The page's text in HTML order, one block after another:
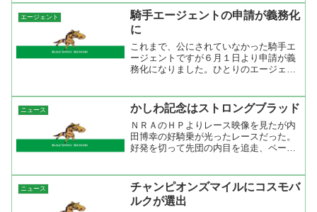
みで）となった。年末はともかく正月競
馬に武豊がいないというの...
エージェント
騎手エージェントの申請が義務化
に
これまで、公にされていなかった騎手エ
ージェントですが６月１日より申請が義
務化になりました。ひとりのエージェン
「エージェントの氏名は両トレセンで公
表する。制度に違反していな...
ニュース かしわ記念はストロングブラッド
ＮＲＡのＨＰよりレース映像を見たが内
田博幸の好騎乗が光ったレースだった。
好発を切って先団の内目を追走、ペース
頭を走るナイキアデライトが内を空けて
くれてそこからスルスル伸...
ニュース
チャンピオンズマイルにコスモバ
ルクが選出